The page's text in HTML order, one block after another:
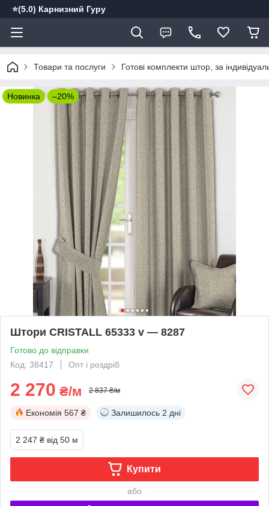
⭐️(5.0) Карнизний Гуру
Товари та послуги Готові комплекти штор, за
Новинка –20%
Штори CRISTALL 65333 v — 8287
Готово до відправки
Код: 38417
Опт і роздріб
2 270 ₴/м 2 837 ₴/м
Економія 567 ₴ Залишилось 2 дні
2 247 ₴ від 50 м
Купити
або